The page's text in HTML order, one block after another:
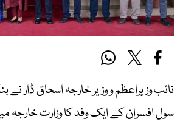
نائب وزیراعظم و وزیر خارجہ اسحاق ڈار
سول افسران کے ایک وفد کا وزارت خارجہ